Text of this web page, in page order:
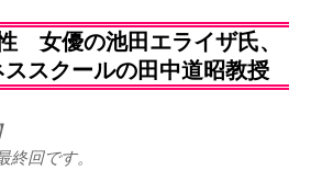
女優の池田エライザ氏、
スクールの田中道昭教授
回です。